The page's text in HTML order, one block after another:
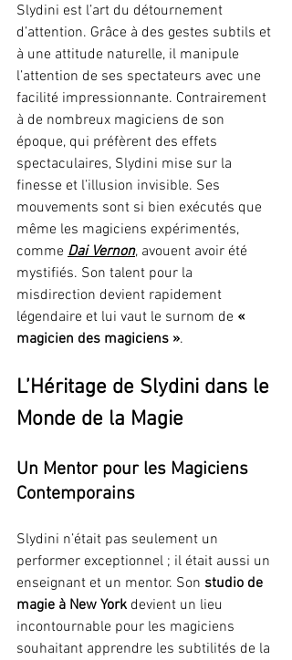
Slydini est l’art du détournement
d’attention. Grâce à des gestes subtils et
à une attitude naturelle, il manipule
l’attention de ses spectateurs avec une
facilité impressionnante. Contrairement
à de nombreux magiciens de son
époque, qui préfèrent des effets
spectaculaires, Slydini mise sur la
finesse et l’illusion invisible. Ses
mouvements sont si bien exécutés que
même les magiciens expérimentés,
comme Dai Vernon, avouent avoir été
mystifiés. Son talent pour la
misdirection devient rapidement
légendaire et lui vaut le surnom de «
magicien des magiciens ».
L’Héritage de Slydini dans le
Monde de la Magie
Un Mentor pour les Magiciens
Contemporains
Slydini n’était pas seulement un
performer exceptionnel ; il était aussi un
enseignant et un mentor. Son studio de
magie à New York devient un lieu
incontournable pour les magiciens
souhaitant apprendre les subtilités de la